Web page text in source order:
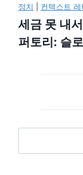
정치 컨텍스트 레
세금 못 내
퍼토리: 슬